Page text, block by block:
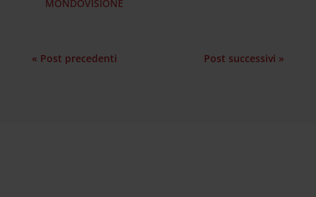
MONDOVISIONE
« Post precedenti Post successivi »